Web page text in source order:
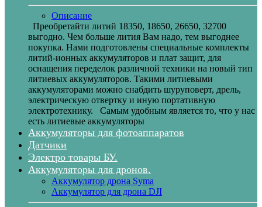
Описание
Преобретайти литий 18350, 18650, 26650, 32700
выгодно. Чем больше лития Вам надо, тем выгоднее
покупка. Нами подготовлены специальные комплекты
литий-ионных аккумуляторов и плат защит, для
оснащения переделок различной техники на новый тип
литиевых аккумуляторов. Такими литиевыми
аккумуляторами можно снабдить шуруповерт, дрель,
электрическую отвертку и иную портативную
электротехнику. Самым удобным является то, что у нас
есть литиевые аккумуляторы
Аккумуляторы для фотоаппаратов
Датчики
Электро товары БУ.
Аккумуляторы для дронов.
Аккумулятор дрона Syma
Аккумулятор для дрона DJI